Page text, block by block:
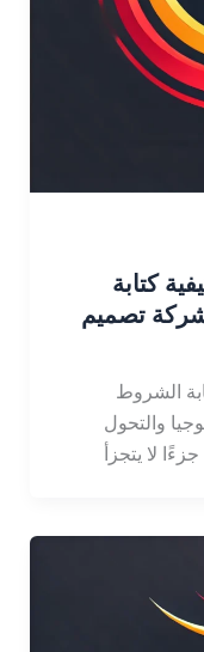
كتابة
تصميم
الشروط
والتحول
لا يتجزأ